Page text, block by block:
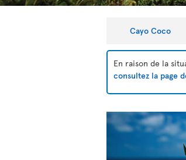
Cayo Coco
En raison de la
consultez la page